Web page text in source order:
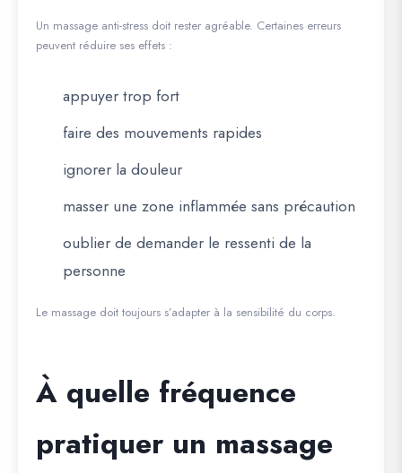
Un massage anti-stress doit rester agréable. Certaines erreurs
peuvent réduire ses effets :
appuyer trop fort
faire des mouvements rapides
ignorer la douleur
masser une zone inflammée sans précaution
oublier de demander le ressenti de la
personne
Le massage doit toujours s’adapter à la sensibilité du corps.
À quelle fréquence
pratiquer un massage